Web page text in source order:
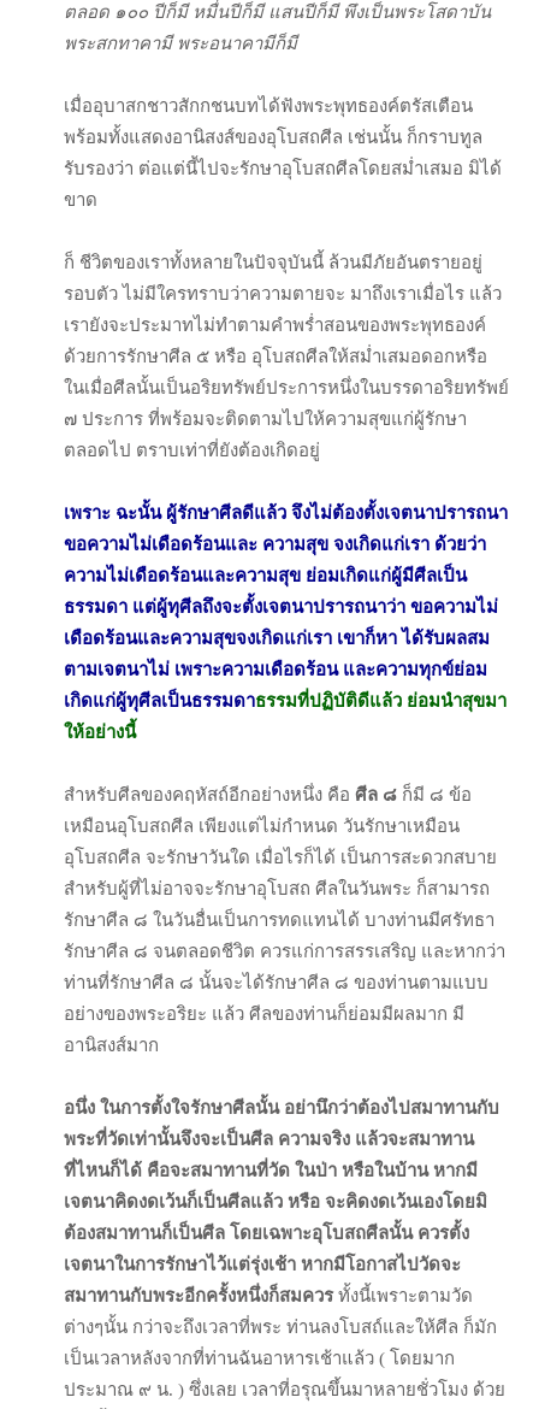
ตลอด ๑๐๐ ปีก็มี หมื่นปีก็มี แสนปีก็มี พึงเป็นพระโสดาบัน
พระสกทาคามี พระอนาคามีก็มี
เมื่ออุบาสกชาวสักกชนบทได้ฟังพระพุทธองค์ตรัสเตือน
พร้อมทั้งแสดงอานิสงส์ของอุโบสถศีล เช่นนั้น ก็กราบทูล
รับรองว่า ต่อแต่นี้ไปจะรักษาอุโบสถศีลโดยสม่ำเสมอ มิได้
ขาด
ก็ ชีวิตของเราทั้งหลายในปัจจุบันนี้ ล้วนมีภัยอันตรายอยู่
รอบตัว ไม่มีใครทราบว่าความตายจะ มาถึงเราเมื่อไร แล้ว
เรายังจะประมาทไม่ทำตามคำพร่ำสอนของพระพุทธองค์
ด้วยการรักษาศีล ๕ หรือ อุโบสถศีลให้สม่ำเสมอดอกหรือ
ในเมื่อศีลนั้นเป็นอริยทรัพย์ประการหนึ่งในบรรดาอริยทรัพย์
๗ ประการ ที่พร้อมจะติดตามไปให้ความสุขแก่ผู้รักษา
ตลอดไป ตราบเท่าที่ยังต้องเกิดอยู่
เพราะ ฉะนั้น ผู้รักษาศีลดีแล้ว จึงไม่ต้องตั้งเจตนาปรารถนา
ขอความไม่เดือดร้อนและ ความสุข จงเกิดแก่เรา ด้วยว่า
ความไม่เดือดร้อนและความสุข ย่อมเกิดแก่ผู้มีศีลเป็น
ธรรมดา แต่ผู้ทุศีลถึงจะตั้งเจตนาปรารถนาว่า ขอความไม่
เดือดร้อนและความสุขจงเกิดแก่เรา เขาก็หา ได้รับผลสม
ตามเจตนาไม่ เพราะความเดือดร้อน และความทุกข์ย่อม
เกิดแก่ผู้ทุศีลเป็นธรรมดาธรรมที่ปฏิบัติดีแล้ว ย่อมนำสุขมา
ให้อย่างนี้
สำหรับศีลของคฤหัสถ์อีกอย่างหนึ่ง คือศีล ๘ ก็มี ๘ ข้อ
เหมือนอุโบสถศีล เพียงแต่ไม่กำหนด วันรักษาเหมือน
อุโบสถศีล จะรักษาวันใด เมื่อไรก็ได้ เป็นการสะดวกสบาย
สำหรับผู้ที่ไม่อาจจะรักษาอุโบสถ ศีลในวันพระ ก็สามารถ
รักษาศีล ๘ ในวันอื่นเป็นการทดแทนได้ บางท่านมีศรัทธา
รักษาศีล ๘ จนตลอดชีวิต ควรแก่การสรรเสริญ และหากว่า
ท่านที่รักษาศีล ๘ นั้นจะได้รักษาศีล ๘ ของท่านตามแบบ
อย่างของพระอริยะ แล้ว ศีลของท่านก็ย่อมมีผลมาก มี
อานิสงส์มาก
อนึ่ง ในการตั้งใจรักษาศีลนั้น อย่านึกว่าต้องไปสมาทานกับ
พระที่วัดเท่านั้นจึงจะเป็นศีล ความจริง แล้วจะสมาทาน
ที่ไหนก็ได้ คือจะสมาทานที่วัด ในป่า หรือในบ้าน หากมี
เจตนาคิดงดเว้นก็เป็นศีลแล้ว หรือ จะคิดงดเว้นเองโดยมิ
ต้องสมาทานก็เป็นศีล โดยเฉพาะอุโบสถศีลนั้น ควรตั้ง
เจตนาในการรักษาไว้แต่รุ่งเช้า หากมีโอกาสไปวัดจะ
สมาทานกับพระอีกครั้งหนึ่งก็สมควรทั้งนี้เพราะตามวัด
ต่างๆนั้น กว่าจะถึงเวลาที่พระ ท่านลงโบสถ์และให้ศีล ก็มัก
เป็นเวลาหลังจากที่ท่านฉันอาหารเช้าแล้ว ( โดยมาก
ประมาณ ๙ น. ) ซึ่งเลย เวลาที่อรุณขึ้นมาหลายชั่วโมง ด้วย